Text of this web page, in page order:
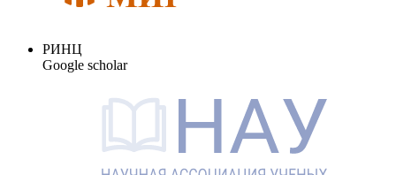
РИНЦ
Google scholar